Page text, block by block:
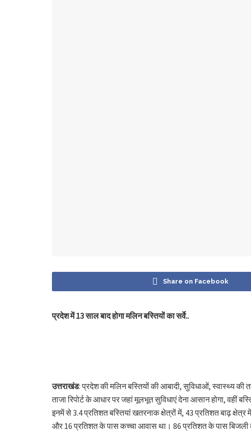
Share on Facebook
प्रदेश में 13 साल बाद होगा मलिन बस्तियों का सर्वे..
उत्तराखंड: प्रदेश की मलिन बस्तियों की आबादी, सुविधाओं, स्वास्थ्य की
ताजा रिपोर्ट के आधार पर जहां मूलभूत सुविधाएं देना आसान होगा, वहीं
इनमें से 3.4 प्रतिशत बस्तियां खतरनाक क्षेत्रों में, 43 प्रतिशत बाढ़
और 16 प्रतिशत के पास कच्चा आवास था। 86 प्रतिशत के पास